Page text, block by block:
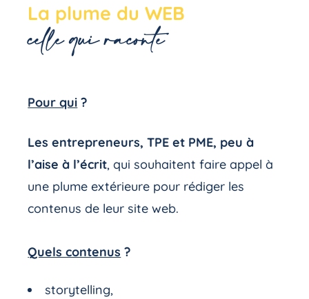
La plume du WEB
celle qui raconte
Pour qui ?
Les entrepreneurs, TPE et PME, peu à
l’aise à l’écrit, qui souhaitent faire appel à
une plume extérieure pour rédiger les
contenus de leur site web.
Quels contenus ?
storytelling,